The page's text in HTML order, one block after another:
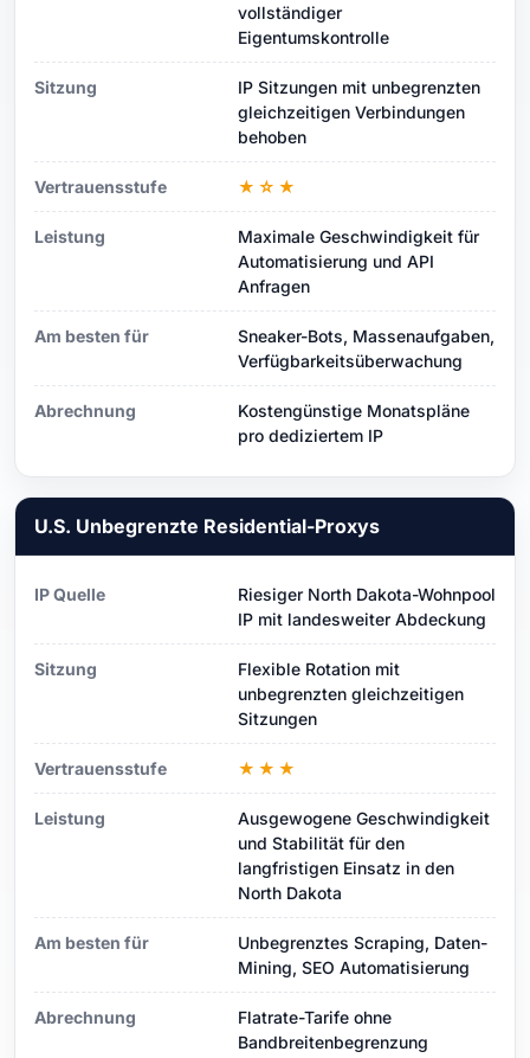
vollständiger
Eigentumskontrolle
Sitzung
IP Sitzungen mit unbegrenzten
gleichzeitigen Verbindungen
behoben
Vertrauensstufe ★☆★
Leistung
Maximale Geschwindigkeit für
Automatisierung und API
Anfragen
Am besten für
Sneaker-Bots, Massenaufgaben,
Verfügbarkeitsüberwachung
Abrechnung
Kostengünstige Monatspläne
pro dediziertem IP
U.S. Unbegrenzte Residential-Proxys
IP Quelle
Riesiger North Dakota-Wohnpool
IP mit landesweiter Abdeckung
Sitzung
Flexible Rotation mit
unbegrenzten gleichzeitigen
Sitzungen
Vertrauensstufe ★★★
Leistung
Ausgewogene Geschwindigkeit
und Stabilität für den
langfristigen Einsatz in den
North Dakota
Am besten für
Unbegrenztes Scraping, Daten-
Mining, SEO Automatisierung
Abrechnung
Flatrate-Tarife ohne
Bandbreitenbegrenzung